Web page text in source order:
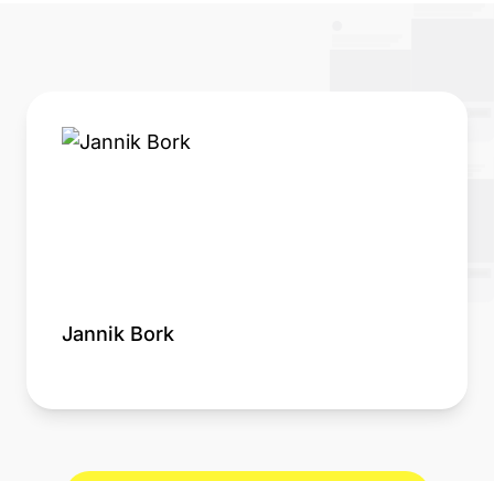
Jannik Bork